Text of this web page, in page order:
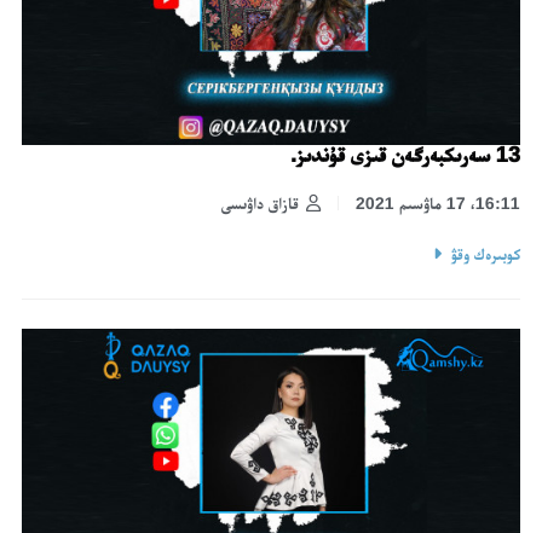
13 سەرىكبەرگەن قىزى قۇندىز.
قازاق داۋىسى 16:11، 17 ماۋسىم 2021
كوبىرەك وقۋ